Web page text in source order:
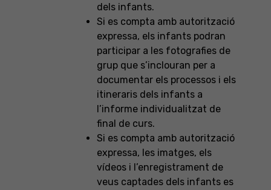
dels infants.
Si es compta amb autorització
expressa, els infants podran
participar a les fotografies de
grup que s’inclouran per a
documentar els processos i els
itineraris dels infants a
l’informe individualitzat de
final de curs.
Si es compta amb autorització
expressa, les imatges, els
vídeos i l’enregistrament de
veus captades dels infants es